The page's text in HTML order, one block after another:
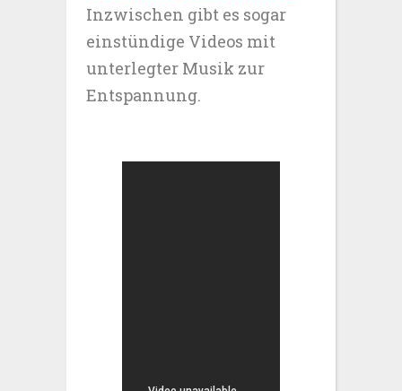
Inzwischen gibt es sogar
einstündige Videos mit
unterlegter Musik zur
Entspannung.